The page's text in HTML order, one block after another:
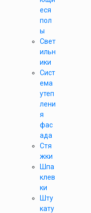
еся
пол
ы
Свет
ильн
ики
Сист
ема
утеп
лени
я
фас
ада
Стя
жки
Шпа
клев
ки
Шту
кату